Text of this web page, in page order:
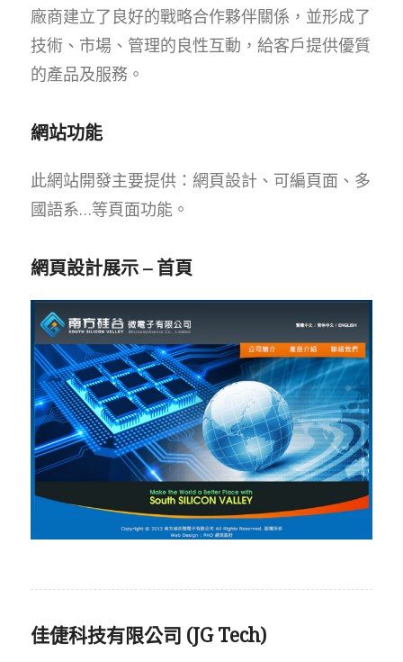
廠商建立了良好的戰略合作夥伴關係，並形成了
技術、市場、管理的良性互動，給客戶提供優質
的產品及服務。
網站功能
此網站開發主要提供：網頁設計、可編頁面、多
國語系…等頁面功能。
網頁設計展示 – 首頁
佳倢科技有限公司 (JG Tech)